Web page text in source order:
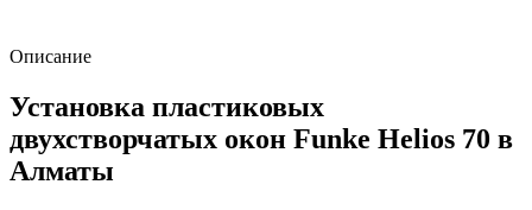
Описание
Установка пластиковых
двухстворчатых окон Funke Helios 70 в
Алматы